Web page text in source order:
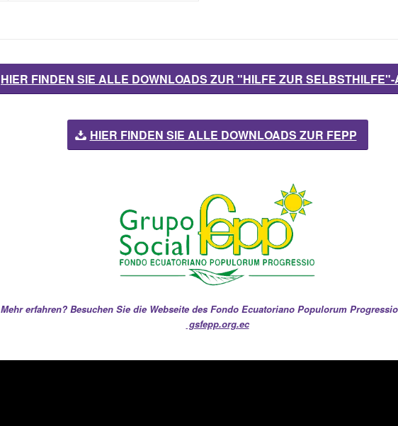
HIER FINDEN SIE ALLE DOWNLOADS ZUR "HILFE ZUR
HIER FINDEN SIE ALLE DOWNLOADS ZUR FEPP
Mehr erfahren? Besuchen Sie die Webseite des Fondo Ecuatoriano Populorum
gsfepp.org.ec